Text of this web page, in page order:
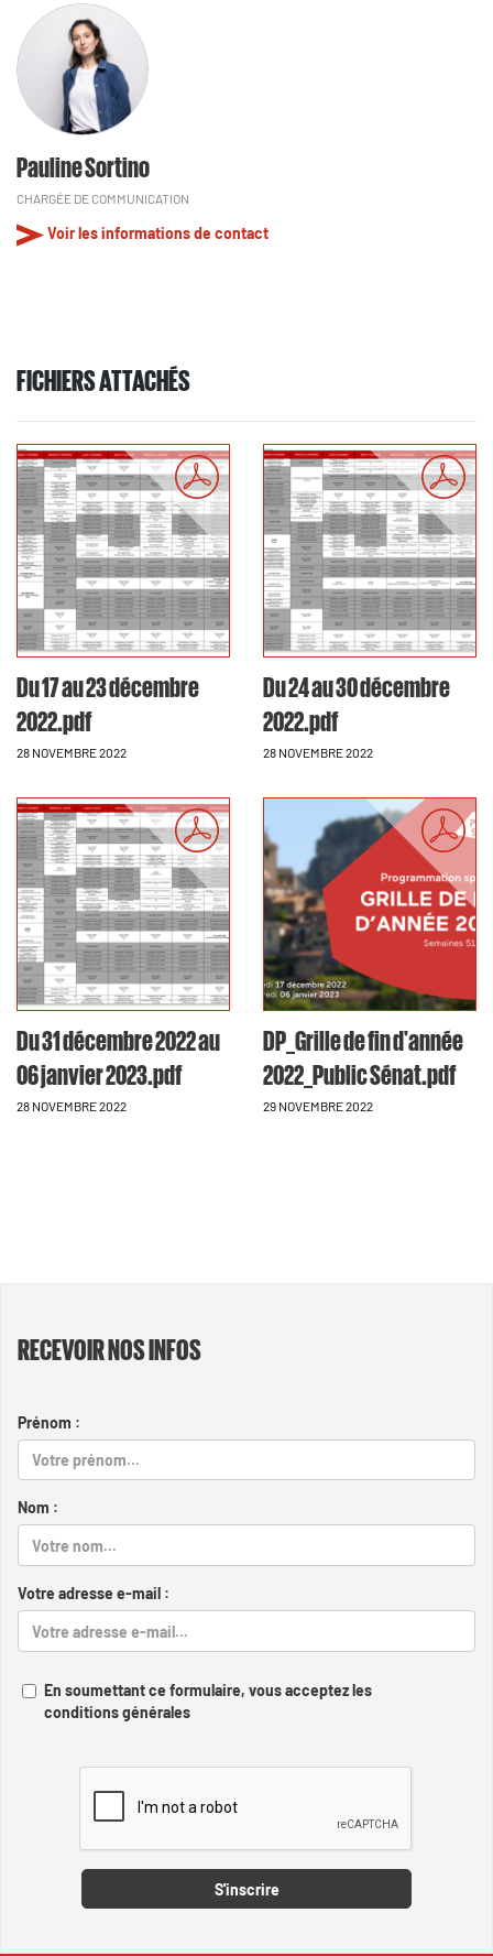
Pauline Sortino
CHARGÉE DE COMMUNICATION
Voir les informations de contact
FICHIERS ATTACHÉS
Du 17 au 23 décembre
2022.pdf
28 NOVEMBRE 2022
Du 24 au 30 décembre
2022.pdf
28 NOVEMBRE 2022
Du 31 décembre 2022 au
06 janvier 2023.pdf
28 NOVEMBRE 2022
DP_Grille de fin d'année
2022_Public Sénat.pdf
29 NOVEMBRE 2022
RECEVOIR NOS INFOS
Prénom :
Nom :
Votre adresse e-mail :
En soumettant ce formulaire, vous acceptez les
conditions générales
S'inscrire